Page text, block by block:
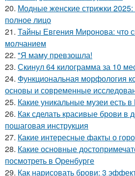
20. Модные женские стрижки 2025:
полное лицо
21. Тайны Евгения Миронова: что
молчанием
22. "Я маму превзошла!
23. Скинул 64 килограмма за 10
24. Функциональная морфология
основы и современные
25. Какие уникальные музеи есть
26. Как сделать красивые брови в
пошаговая инструкция
27. Какие интересные факты о
28. Какие основные
посмотреть в Оренбурге
29. Как нарисовать брови: 3